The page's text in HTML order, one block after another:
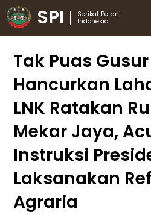
SPI
Serikat Petani
Indonesia
Tak Puas
Hancurkan
LNK Ratakan
Mekar Jaya,
Instruksi
Laksanakan
Agraria